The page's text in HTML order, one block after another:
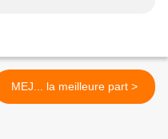
MEJ... la meilleure part >